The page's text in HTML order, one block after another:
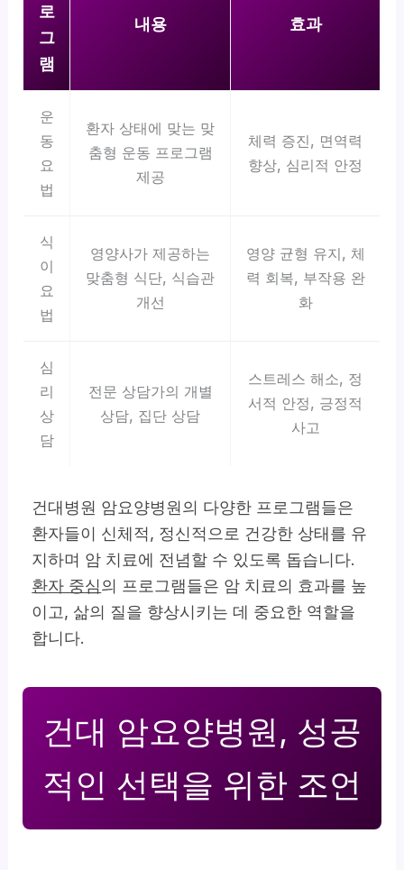
로
그
램
내용 효과
운
동
요
법
환자 상태에 맞는 맞
춤형 운동 프로그램
제공
체력 증진, 면역력
향상, 심리적 안정
식
이
요
법
영양사가 제공하는
맞춤형 식단, 식습관
개선
영양 균형 유지, 체
력 회복, 부작용 완
화
심
리
상
담
전문 상담가의 개별
상담, 집단 상담
스트레스 해소, 정
서적 안정, 긍정적
사고
건대병원 암요양병원의 다양한 프로그램들은
환자들이 신체적, 정신적으로 건강한 상태를 유
지하며 암 치료에 전념할 수 있도록 돕습니다.
환자 중심의 프로그램들은 암 치료의 효과를 높
이고, 삶의 질을 향상시키는 데 중요한 역할을
합니다.
건대 암요양병원, 성공
적인 선택을 위한 조언